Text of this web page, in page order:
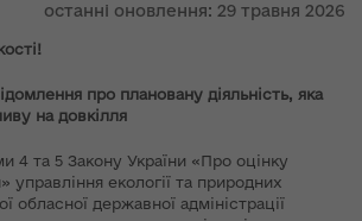
останні оновлення: 29 травня 2026
про плановану діяльність, яка
на довкілля
4 та 5 Закону України «Про оцінку
управління екології та природних
обласної державної адміністрації